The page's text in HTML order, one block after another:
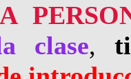
clase,